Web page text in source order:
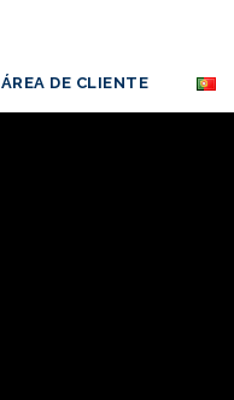
ÁREA DE CLIENTE